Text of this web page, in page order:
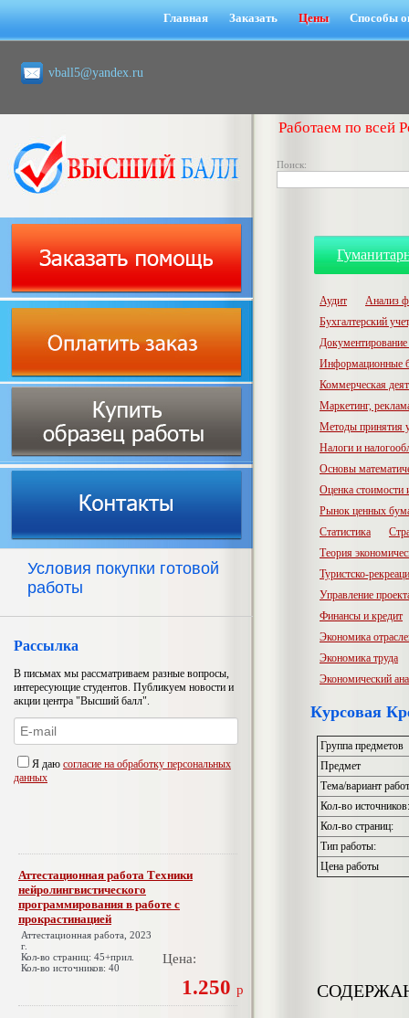
Главная Заказать Цены Способы
vball5@yandex.ru
Работаем по всей
Поиск:
Условия покупки готовой
работы
Рассылка
В письмах мы рассматриваем разные вопросы,
интересующие студентов. Публикуем новости и
акции центра "Высший балл".
Я даю согласие на обработку персональных
данных
Аттестационная работа Техники
нейролингвистического
программирования в работе с
прокрастинацией
Аттестационная работа, 2023
г.
Кол-во страниц: 45+прил.
Кол-во источников: 40
Цена:
1.250 р
Аудит
Анализ
Бухгалтерский
Документирование
Информационные
Коммерческая
Маркетинг,
Методы принятия
Налоги и
Основы
Оценка стоимости
Рынок ценных
Статистика
Теория
Туристско-
Управление
Финансы и кредит
Экономика
Экономика труда
Экономический
Курсовая
Группа предметов
Предмет
Тема/вариант
Кол-во источников:
Кол-во страниц:
Тип работы:
Цена работы